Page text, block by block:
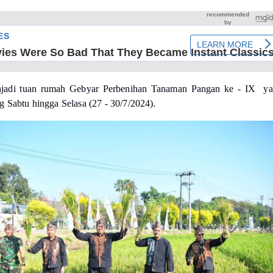
tuan rumah Gebyar Perbenihan Tanaman Pangan ke - IX
Sabtu hingga Selasa (27 - 30/7/2024).